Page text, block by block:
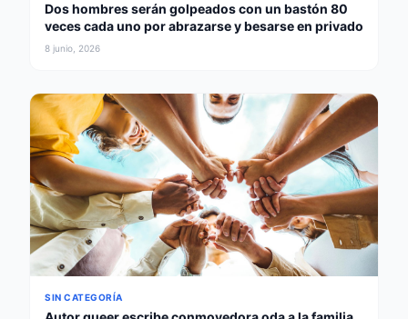
Dos hombres serán golpeados con un bastón 80
veces cada uno por abrazarse y besarse en privado
8 junio, 2026
SIN CATEGORÍA